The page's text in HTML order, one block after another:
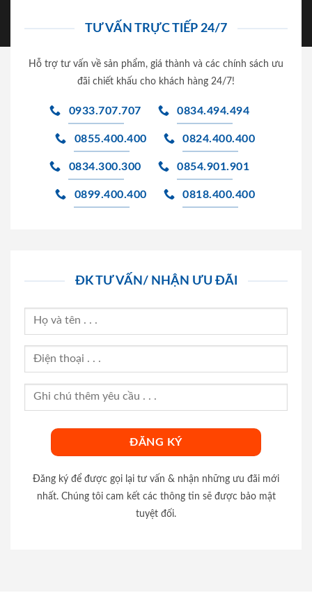
TƯ VẤN TRỰC TIẾP 24/7
Hỗ trợ tư vấn về sản phẩm, giá thành và các chính sách ưu
đãi chiết khấu cho khách hàng 24/7!
0933.707.707 0834.494.494
0855.400.400 0824.400.400
0834.300.300 0854.901.901
0899.400.400 0818.400.400
ĐK TƯ VẤN/ NHẬN ƯU ĐÃI
Đăng ký để được gọi lại tư vấn & nhận những ưu đãi mới
nhất. Chúng tôi cam kết các thông tin sẽ được bảo mật
tuyệt đối.